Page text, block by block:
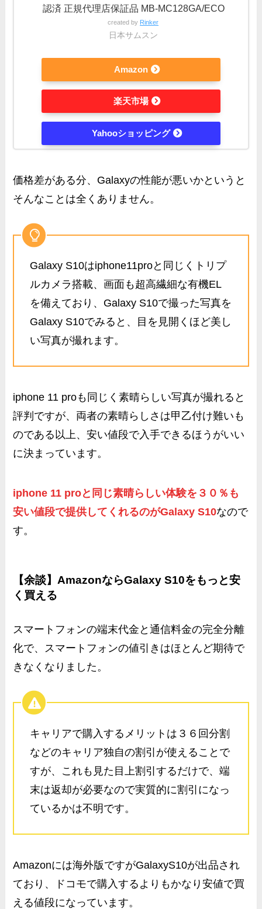
認済 正規代理店保証品 MB-MC128GA/ECO
created by Rinker
日本サムスン
Amazon
楽天市場
Yahooショッピング
価格差がある分、Galaxyの性能が悪いかというと
そんなことは全くありません。
Galaxy S10はiphone11proと同じくトリプ
ルカメラ搭載、画面も超高繊細な有機EL
を備えており、Galaxy S10で撮った写真を
Galaxy S10でみると、目を見開くほど美し
い写真が撮れます。
iphone 11 proも同じく素晴らしい写真が撮れると
評判ですが、両者の素晴らしさは甲乙付け難いも
のである以上、安い値段で入手できるほうがいい
に決まっています。
iphone 11 proと同じ素晴らしい体験を３０％も
安い値段で提供してくれるのがGalaxy S10なので
す。
【余談】AmazonならGalaxy S10をもっと安
く買える
スマートフォンの端末代金と通信料金の完全分離
化で、スマートフォンの値引きはほとんど期待で
きなくなりました。
キャリアで購入するメリットは３６回分割
などのキャリア独自の割引が使えることで
すが、これも見た目上割引するだけで、端
末は返却が必要なので実質的に割引になっ
ているかは不明です。
Amazonには海外版ですがGalaxyS10が出品され
ており、ドコモで購入するよりもかなり安値で買
える値段になっています。